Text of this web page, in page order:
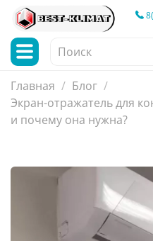
Главная
Блог
Экран-отражатель для
и почему она нужна?